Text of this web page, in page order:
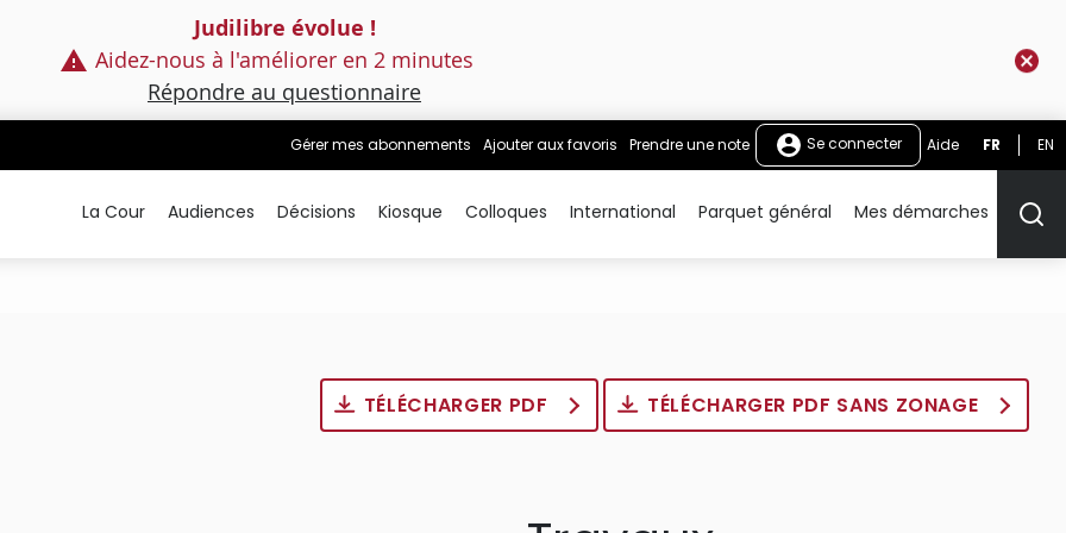
Judilibre évolue !
Aidez-nous à l'améliorer en 2 minutes
Répondre au questionnaire
Gérer mes abonnements Ajouter aux favoris Prendre une note Se connecter Aide FR EN
La Cour Audiences Décisions Kiosque Colloques International Parquet général Mes démarches
TÉLÉCHARGER PDF TÉLÉCHARGER PDF SANS ZONAGE